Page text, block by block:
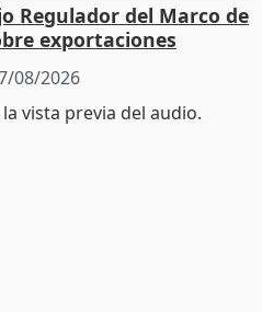
Regulador del Marco de
exportaciones
08/2026